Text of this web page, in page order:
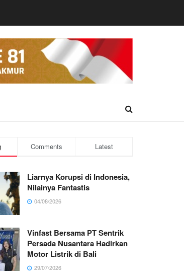
Comments Latest
Liarnya Korupsi di Indonesia,
Nilainya Fantastis
04/08/2026
Vinfast Bersama PT Sentrik
Persada Nusantara Hadirkan
Motor Listrik di Bali
29/07/2026